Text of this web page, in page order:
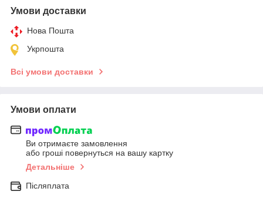
Умови доставки
Нова Пошта
Укрпошта
Всі умови доставки
Умови оплати
Ви отримаєте замовлення
або гроші повернуться на вашу картку
Детальніше
Післяплата